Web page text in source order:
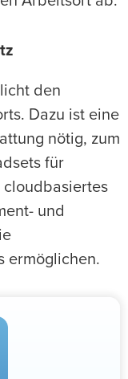
den
Dazu ist eine
nötig, zum
für
cloudbasiertes
und
ermöglichen.